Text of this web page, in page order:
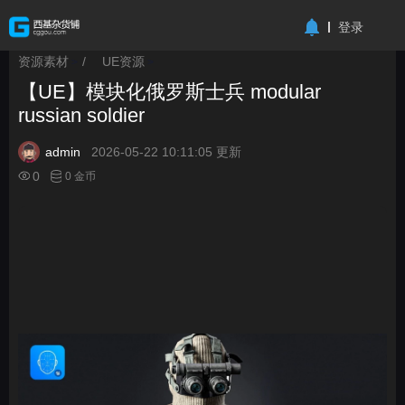
登录
资源素材 / UE资源
【UE】模块化俄罗斯士兵 modular
russian soldier
admin
2026-05-22 10:11:05 更新
0
0 金币